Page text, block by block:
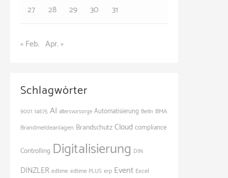
27
28 29 30 31
« Feb. Apr. »
Schlagwörter
9001 14675 AI altersvorsorge Automatisierung Berlin BMA
Brandmeldeanlagen BrandschutzCloud compliance
Controlling Digitalisierung DIN
DINZLER edtime edtime PLUS erp Event Excel